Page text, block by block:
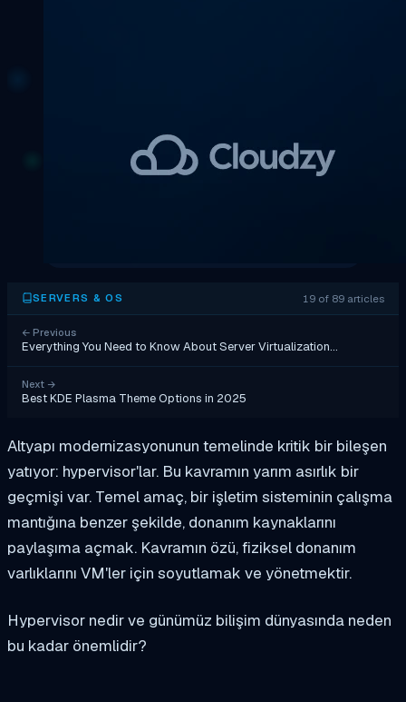
SERVERS & OS 19 of 89 articles
← Previous
Everything You Need to Know About Server Virtualization…
Next →
Best KDE Plasma Theme Options in 2025
Altyapı modernizasyonunun temelinde kritik bir bileşen
yatıyor: hypervisor'lar. Bu kavramın yarım asırlık bir
geçmişi var. Temel amaç, bir işletim sisteminin çalışma
mantığına benzer şekilde, donanım kaynaklarını
paylaşıma açmak. Kavramın özü, fiziksel donanım
varlıklarını VM'ler için soyutlamak ve yönetmektir.
Hypervisor nedir ve günümüz bilişim dünyasında neden
bu kadar önemlidir?